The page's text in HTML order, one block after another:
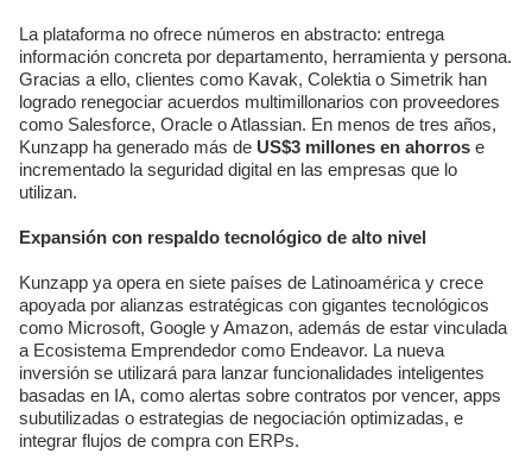
La plataforma no ofrece números en abstracto: entrega
información concreta por departamento, herramienta y persona.
Gracias a ello, clientes como Kavak, Colektia o Simetrik han
logrado renegociar acuerdos multimillonarios con proveedores
como Salesforce, Oracle o Atlassian. En menos de tres años,
Kunzapp ha generado más de US$3 millones en ahorros e
incrementado la seguridad digital en las empresas que lo
utilizan.
Expansión con respaldo tecnológico de alto nivel
Kunzapp ya opera en siete países de Latinoamérica y crece
apoyada por alianzas estratégicas con gigantes tecnológicos
como Microsoft, Google y Amazon, además de estar vinculada
a Ecosistema Emprendedor como Endeavor. La nueva
inversión se utilizará para lanzar funcionalidades inteligentes
basadas en IA, como alertas sobre contratos por vencer, apps
subutilizadas o estrategias de negociación optimizadas, e
integrar flujos de compra con ERPs.